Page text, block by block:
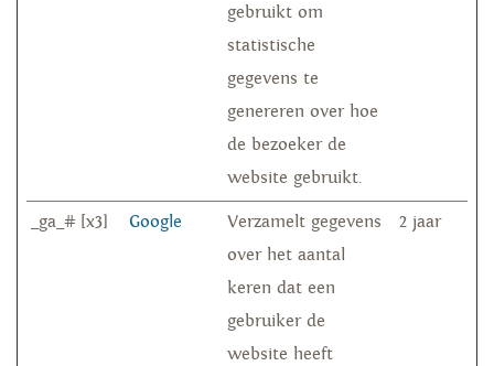
gebruikt om
statistische
gegevens te
genereren over hoe
de bezoeker de
website gebruikt.
_ga_# [x3] Google
Verzamelt gegevens
over het aantal
keren dat een
gebruiker de
website heeft
2 jaar